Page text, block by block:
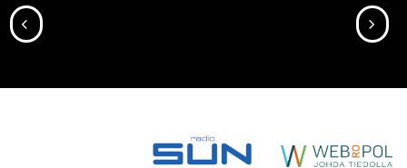
SIIRRY EDELLISEEN